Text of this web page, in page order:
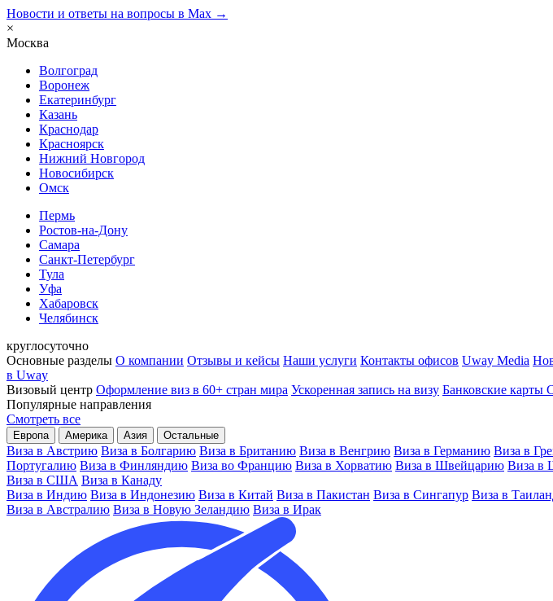
Новости и ответы на вопросы в Max →
×
Москва
Волгоград
Воронеж
Екатеринбург
Казань
Краснодар
Красноярск
Нижний Новгород
Новосибирск
Омск
Пермь
Ростов-на-Дону
Самара
Санкт-Петербург
Тула
Уфа
Хабаровск
Челябинск
круглосуточно
Основные разделы О компании Отзывы и кейсы Наши услуги Контакты офисов Uway Media
в Uway
Визовый центр Оформление виз в 60+ стран мира Ускоренная запись на визу Банковские карты
Популярные направления
Смотреть все
Европа Америка Азия Остальные
Виза в Австрию Виза в Болгарию Виза в Британию Виза в Венгрию Виза в Германию Виза в
Португалию Виза в Финляндию Виза во Францию Виза в Хорватию Виза в Швейцарию Виза в
Виза в США Виза в Канаду
Виза в Индию Виза в Индонезию Виза в Китай Виза в Пакистан Виза в Сингапур Виза в
Виза в Австралию Виза в Новую Зеландию Виза в Ирак